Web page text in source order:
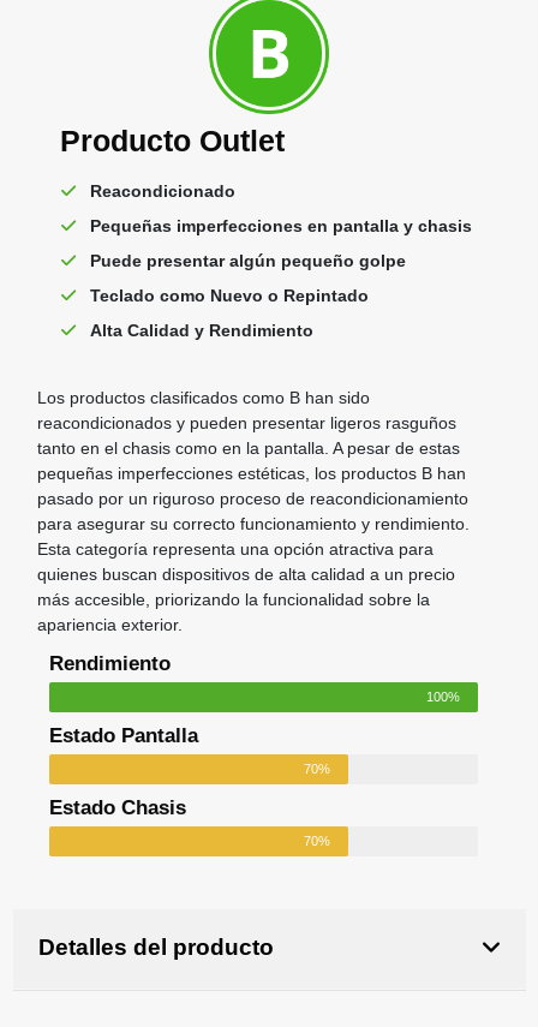
Producto Outlet
Reacondicionado
Pequeñas imperfecciones en pantalla y chasis
Puede presentar algún pequeño golpe
Teclado como Nuevo o Repintado
Alta Calidad y Rendimiento
Los productos clasificados como B han sido
reacondicionados y pueden presentar ligeros rasguños
tanto en el chasis como en la pantalla. A pesar de estas
pequeñas imperfecciones estéticas, los productos B han
pasado por un riguroso proceso de reacondicionamiento
para asegurar su correcto funcionamiento y rendimiento.
Esta categoría representa una opción atractiva para
quienes buscan dispositivos de alta calidad a un precio
más accesible, priorizando la funcionalidad sobre la
apariencia exterior.
Rendimiento
100%
Estado Pantalla
70%
Estado Chasis
70%
Detalles del producto